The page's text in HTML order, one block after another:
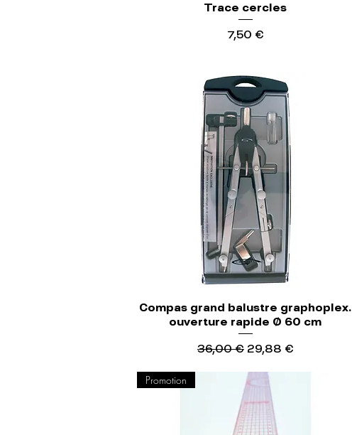
Trace cercles
Precio
7,50 €
Compas grand balustre graphoplex.
ouverture rapide Ø 60 cm
Precio
36,00 € Precio de oferta
29,88 €
Promotion